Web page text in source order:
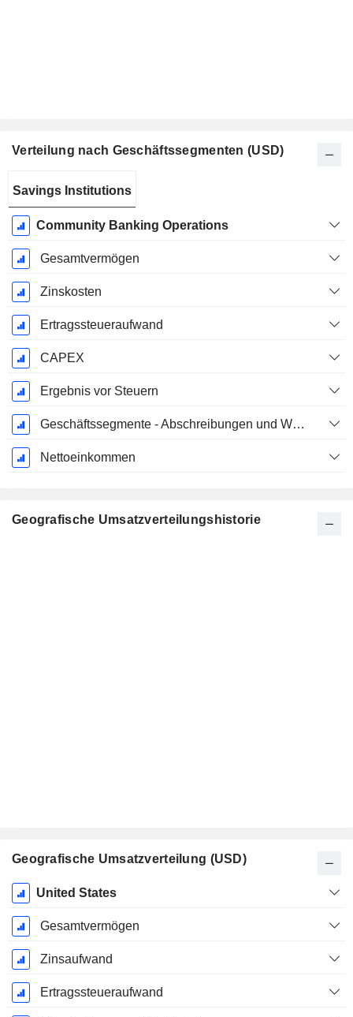
Verteilung nach Geschäftssegmenten (USD)
Geschäftsjahres:
September
Savings Institutions
Community Banking Operations
Gesamtvermögen
Zinskosten
Ertragssteueraufwand
CAPEX
Ergebnis vor Steuern
Geschäftssegmente - Abschreibungen und Wertminderungen
Nettoeinkommen
Geografische Umsatzverteilungshistorie
Geografische Umsatzverteilung (USD)
Ende d.
Geschäftsjahres:
September
United States
Gesamtvermögen
Zinsaufwand
Ertragssteueraufwand